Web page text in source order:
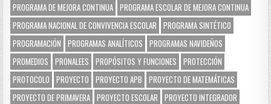
PROGRAMA DE MEJORA CONTINUA PROGRAMA ESCOLAR DE MEJORA CONTINUA
PROGRAMA NACIONAL DE CONVIVENCIA ESCOLAR
PROGRAMA SINTÉTICO
PROGRAMACIÓN
PROGRAMAS ANALÍTICOS
PROGRAMAS NAVIDEÑOS
PROMEDIOS
PRONALEES PROPÓSITOS Y FUNCIONES
PROTECCIÓN
PROTOCOLO
PROYECTO PROYECTO APB
PROYECTO DE MATEMÁTICAS
PROYECTO DE PRIMAVERA PROYECTO ESCOLAR
PROYECTO INTEGRADOR